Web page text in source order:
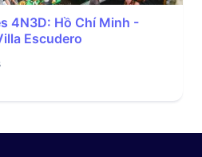
4N3D: Hồ Chí Minh -
Escudero